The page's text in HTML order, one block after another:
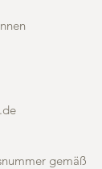
gemäß